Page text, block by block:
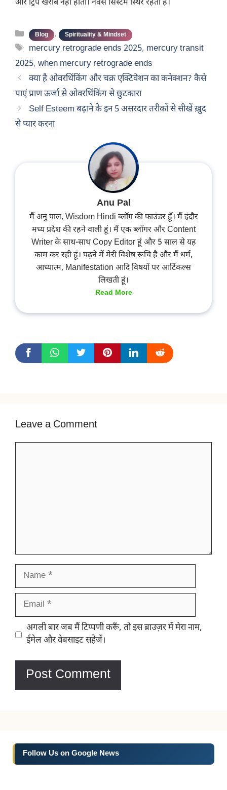
और ट्रिप खराब नहीं होता। नर्वस सिस्टम स्थिर रहता है।
Categories
Blog , Spirituality & Mindset
Tags
mercury retrograde ends 2025, mercury transit
2025, when mercury retrograde ends
क्या है ओवरथिंकिंग और चक्र एक्टिवेशन का कनेक्शन? कैसे
पाएं प्राण ऊर्जा से ओवरथिंकिंग से छुटकारा
Self Esteem बढ़ाने के इन 5 असरदार तरीकों से सीखें ख़ुद
से प्यार करना
Anu Pal
मैं अनु पाल, Wisdom Hindi ब्लॉग की फाउंडर हूँ। मैं इंदौर
मध्य प्रदेश की रहने वाली हूं। मैं एक ब्लॉगर और Content
Writer के साथ-साथ Copy Editor हूं और 5 साल से यह
काम कर रही हूं। पढ़ने में मेरी विशेष रूचि है और मैं धर्म,
आध्यात्म, Manifestation आदि विषयों पर आर्टिकल्स
लिखती हूं।
Read More
Leave a Comment
Name
Email
Website
अगली बार जब मैं टिप्पणी करूँ, तो इस ब्राउज़र में मेरा नाम,
ईमेल और वेबसाइट सहेजें।
Follow Us on Google News